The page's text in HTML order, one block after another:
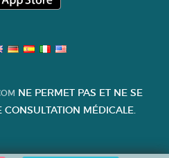
NE PERMET PAS ET NE SE
MÉDICALE.